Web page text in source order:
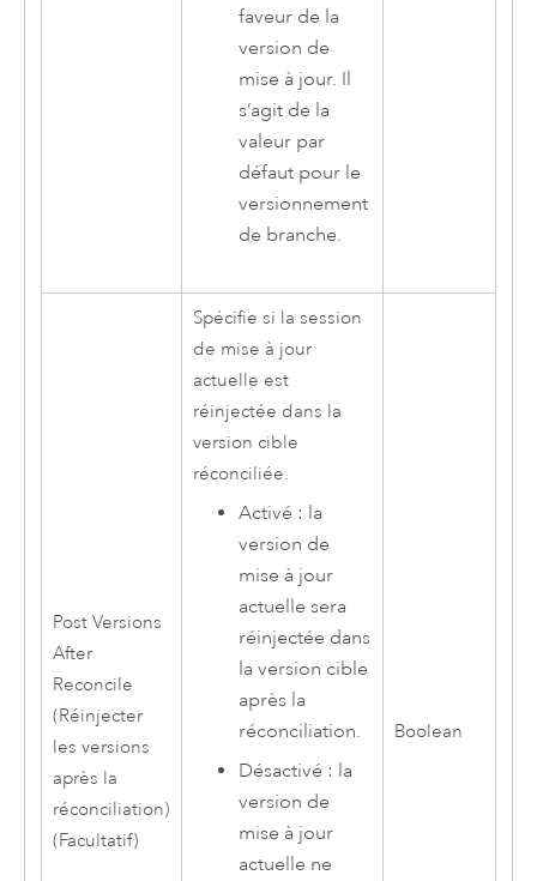
faveur de la
version de
mise à jour. Il
s’agit de la
valeur par
défaut pour le
versionnement
de branche.
Post Versions
After
Reconcile
(Réinjecter
les versions
après la
réconciliation)
(Facultatif)
Spécifie si la session
de mise à jour
actuelle est
réinjectée dans la
version cible
réconciliée.
Activé : la
version de
mise à jour
actuelle sera
réinjectée dans
la version cible
après la
réconciliation.
Désactivé : la
version de
mise à jour
actuelle ne
Boolean